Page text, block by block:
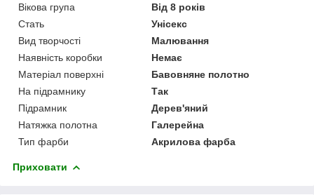
Вікова група
Від 8 років
Стать
Унісекс
Вид творчості
Малювання
Наявність коробки
Немає
Матеріал поверхні
Бавовняне полотно
На підрамнику
Так
Підрамник
Дерев'яний
Натяжка полотна
Галерейна
Тип фарби
Акрилова фарба
Приховати